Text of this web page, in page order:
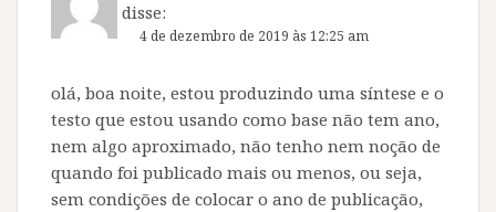
Martins
disse:
4 de dezembro de 2019 às 12:25 am
olá, boa noite, estou produzindo uma síntese e o
testo que estou usando como base não tem ano,
nem algo aproximado, não tenho nem noção de
quando foi publicado mais ou menos, ou seja,
sem condições de colocar o ano de publicação,